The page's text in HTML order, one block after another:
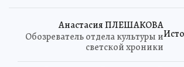
Анастасия ПЛЕШАКОВА
Обозреватель отдела культуры и
светской хроники